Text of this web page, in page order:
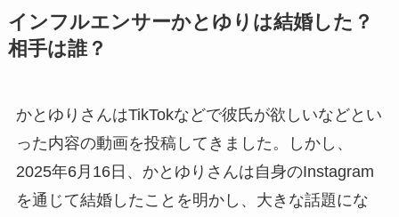
インフルエンサーかとゆりは結婚した？
相手は誰？
かとゆりさんはTikTokなどで彼氏が欲しいなどとい
った内容の動画を投稿してきました。しかし、
2025年6月16日、かとゆりさんは自身のInstagram
を通じて結婚したことを明かし、大きな話題にな